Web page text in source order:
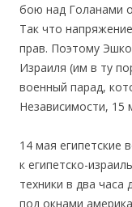
бою над Голанами
Так что
прав. Поэтому
Израиля (им в ту
военный парад,
Независимости, 15
14 мая египетские
к египетско-
техники в два
под окнами